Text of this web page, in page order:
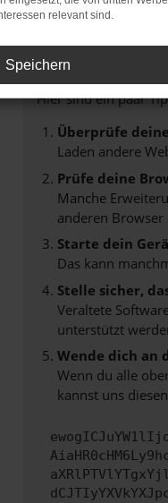
Fehler:
Hier sind ein paar
Überprüfe
Laden andere
Prüfe deine
Manche
anderen
Starte dein
Das kann
Stelle sicher,
Veraltete
unterstützt
Wende dich an
Wenn du alle
kannst uns
relevant sind.
Speichern